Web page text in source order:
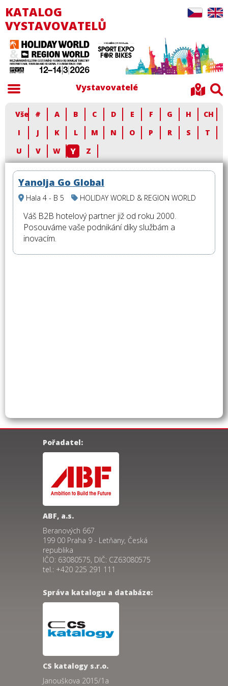
KATALOG
VYSTAVOVATELŮ
Vystavovatelé
Vše # A B C D E F G H
CH
I
J K L M N O P R S
T
U
V W Y Z
Yanolja Go Global
Hala 4 - B 5 HOLIDAY WORLD & REGION WORLD
Váš B2B hotelový partner již od roku 2000.
Posouváme vaše podnikání díky službám a
inovacím.
Pořadatel:
ABF, a.s.
Beranových 667
199 00 Praha 9 - Letňany, Česká
republika
IČO: 63080575, DIČ: CZ63080575
tel.: +420 225 291 111
Správa katalogu a databáze:
CS katalogy s.r.o.
Janouškova 2015/1a